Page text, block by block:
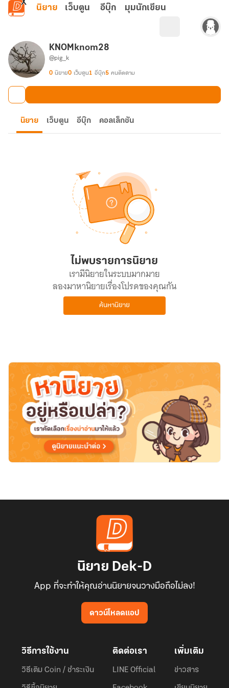
ข้ามไปยังเนื้อหาหลัก
นิยาย เว็บตูน อีบุ๊ก มุมนักเขียน
KNOMknom28
@pig_k
0 นิยาย0 เว็บตูน1 อีบุ๊ก5 คนติดตาม
นิยาย เว็บตูน อีบุ๊ก คอลเล็กชัน
ไม่พบรายการนิยาย
เรามีนิยายในระบบมากมาย
ลองมาหานิยายเรื่องโปรดของคุณกัน
ค้นหานิยาย
นิยาย Dek-D
App ที่จะทำให้คุณอ่านนิยายจนวางมือถือไม่ลง!
ดาวน์โหลดแอป
วิธีการใช้งาน
วิธีเติม Coin / ชำระเงิน
ติดต่อเรา
LINE Official
เพิ่มเติม
ข่าวสาร